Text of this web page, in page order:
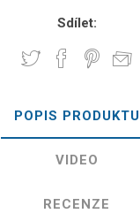
Sdílet:
POPIS PRODUKTU
VIDEO
RECENZE